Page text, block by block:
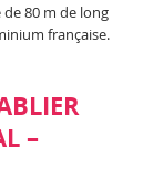
de 80 m de long
française.
–